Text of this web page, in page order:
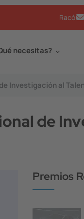
Racó
necesitas?
Investigación al
de
Premios